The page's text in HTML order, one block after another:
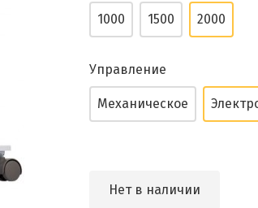
1000 1500 2000
Управление
Механическое
Нет в наличии